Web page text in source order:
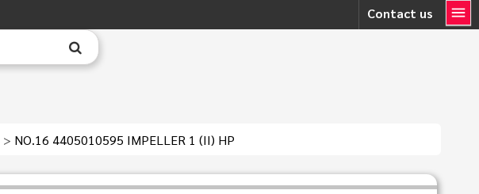
Contact us
> NO.16 4405010595 IMPELLER 1 (II) HP